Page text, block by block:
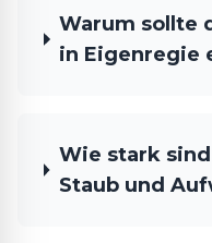
Warum sollte
in Eigenregie
Wie stark
Staub und